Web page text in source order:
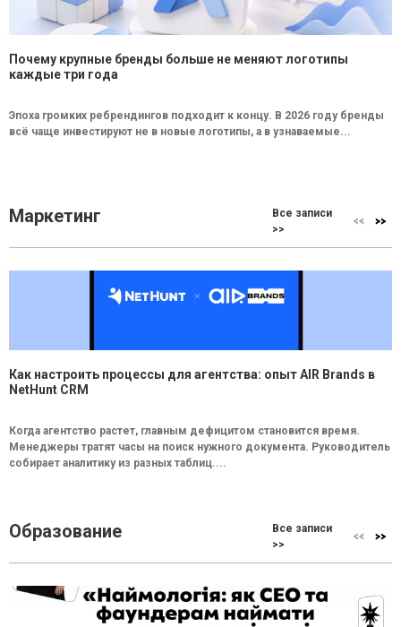
Почему крупные бренды больше не меняют логотипы
каждые три года
Эпоха громких ребрендингов подходит к концу. В 2026 году бренды
всё чаще инвестируют не в новые логотипы, а в узнаваемые...
Маркетинг
Все записи
>>
Как настроить процессы для агентства: опыт AIR Brands в
NetHunt CRM
Когда агентство растет, главным дефицитом становится время.
Менеджеры тратят часы на поиск нужного документа. Руководитель
собирает аналитику из разных таблиц....
Образование
Все записи
>>